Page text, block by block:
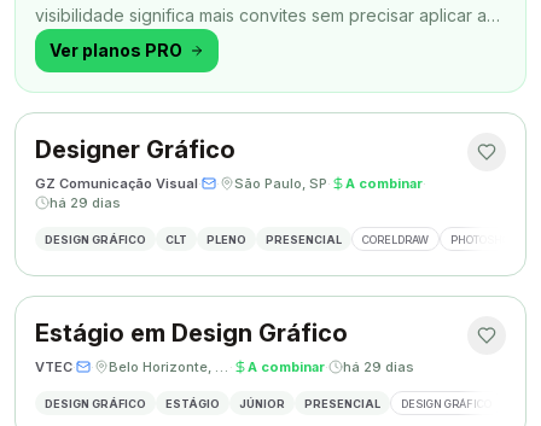
visibilidade significa mais convites sem precisar aplicar a
todo momento.
Ver planos PRO
Designer Gráfico
GZ Comunicação Visual· · São Paulo, SP· A combinar·
há 29 dias
DESIGN GRÁFICO CLT PLENO PRESENCIAL CORELDRAW PHOTOSHOP
Estágio em Design Gráfico
VTEC· · Belo Horizonte, MG · A combinar· há 29 dias
DESIGN GRÁFICO ESTÁGIO JÚNIOR PRESENCIAL DESIGN GRÁFICO